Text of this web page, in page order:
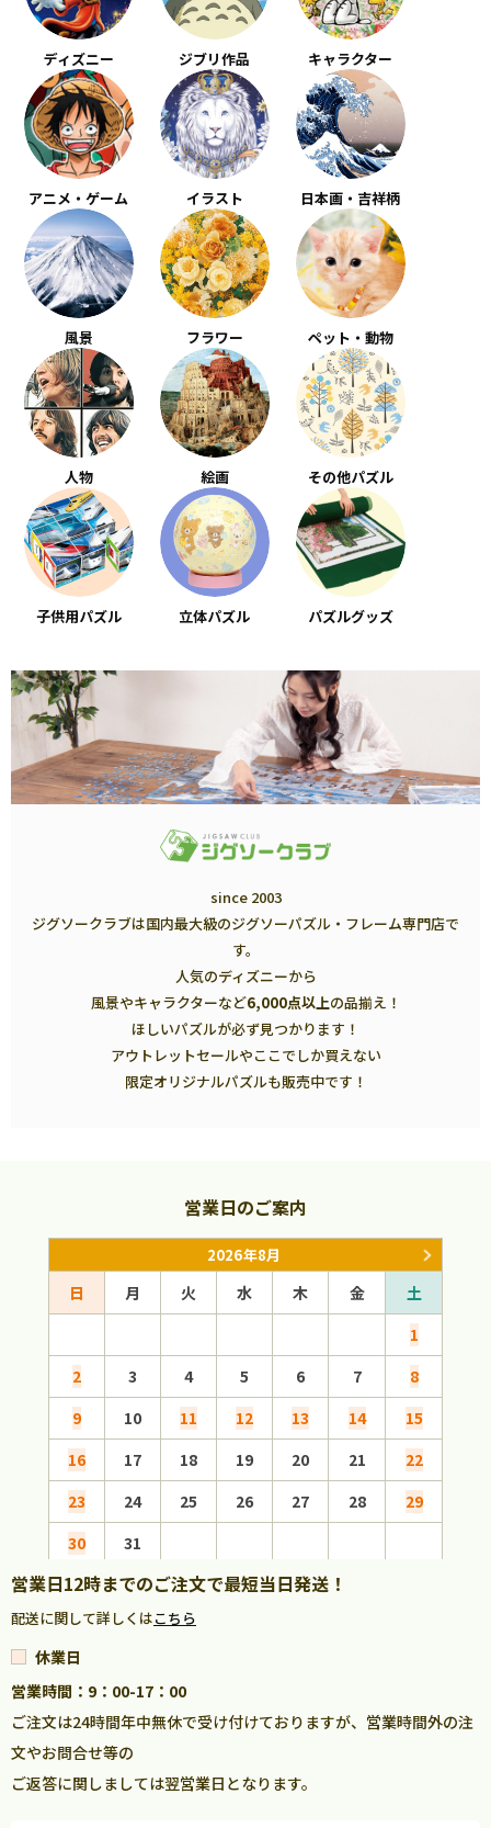
ディズニー ジブリ作品 キャラクター
アニメ・ゲーム イラスト 日本画・吉祥柄
風景 フラワー ペット・動物
人物 絵画 その他パズル
子供用パズル 立体パズル パズルグッズ
since 2003
ジグソークラブは国内最大級のジグソーパズル・フレーム専門店で
す。
人気のディズニーから
風景やキャラクターなど6,000点以上の品揃え！
ほしいパズルが必ず見つかります！
アウトレットセールやここでしか買えない
限定オリジナルパズルも販売中です！
営業日のご案内
2026年8月
日 月 火 水 木 金
土
1
2
3 4 5 6 7
8
9
10 11 12 13 14
15
16
17 18 19 20 21
22
23
24 25 26 27 28
29
30
31
営業日12時までのご注文で最短当日発送！
配送に関して詳しくはこちら
休業日
営業時間：9：00-17：00
ご注文は24時間年中無休で受け付けておりますが、営業時間外の注
文やお問合せ等の
ご返答に関しましては翌営業日となります。